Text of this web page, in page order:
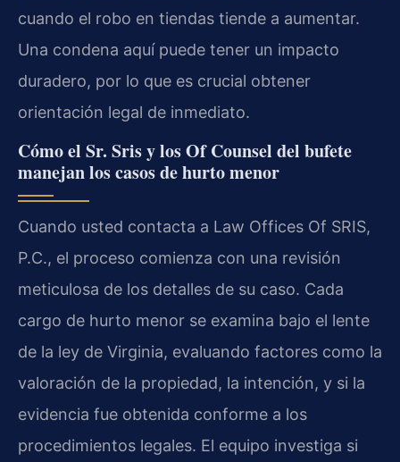
cuando el robo en tiendas tiende a aumentar.
Una condena aquí puede tener un impacto
duradero, por lo que es crucial obtener
orientación legal de inmediato.
Cómo el Sr. Sris y los Of Counsel del bufete
manejan los casos de hurto menor
Cuando usted contacta a Law Offices Of SRIS,
P.C., el proceso comienza con una revisión
meticulosa de los detalles de su caso. Cada
cargo de hurto menor se examina bajo el lente
de la ley de Virginia, evaluando factores como la
valoración de la propiedad, la intención, y si la
evidencia fue obtenida conforme a los
procedimientos legales. El equipo investiga si